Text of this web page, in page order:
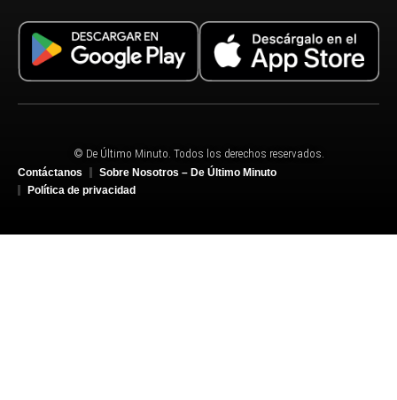
© De Último Minuto. Todos los derechos reservados.
Contáctanos
Sobre Nosotros – De Último Minuto
Política de privacidad